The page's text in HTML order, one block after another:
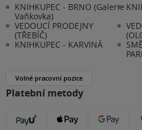
KNIHKUPEC - BRNO (Galerie
Vaňkovka)
VEDOUCÍ PRODEJNY
(TŘEBÍČ)
KNIHKUPEC - KARVINÁ
Volné pracovní pozice
Platební metody